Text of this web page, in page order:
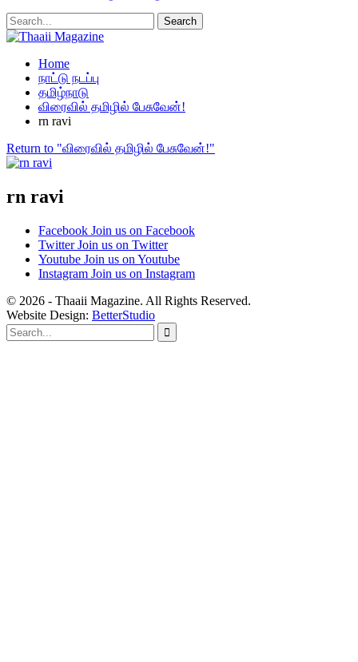
Home
நாட்டு நடப்பு
தமிழ்நாடு
விரைவில் தமிழில் பேசுவேன்!
rn ravi
Return to "விரைவில் தமிழில் பேசுவேன்!"
rn ravi
Facebook Join us on Facebook
Twitter Join us on Twitter
Youtube Join us on Youtube
Instagram Join us on Instagram
© 2026 - Thaaii Magazine. All Rights Reserved.
Website Design: BetterStudio